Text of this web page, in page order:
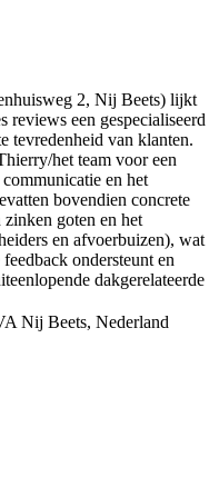
2, Nij Beets) lijkt
reviews een gespecialiseerd
tevredenheid van klanten.
het team voor een
en het
bovendien concrete
goten en het
en afvoerbuizen), wat
ondersteunt en
dakgerelateerde
Nij Beets, Nederland